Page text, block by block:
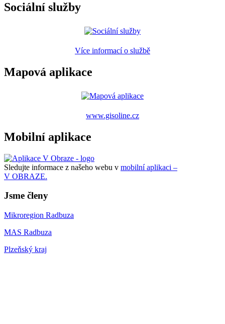
Sociální služby
Více informací o službě
Mapová aplikace
www.gisoline.cz
Mobilní aplikace
Sledujte informace z našeho webu v mobilní aplikaci –
V OBRAZE.
Jsme členy
Mikroregion Radbuza
MAS Radbuza
Plzeňský kraj